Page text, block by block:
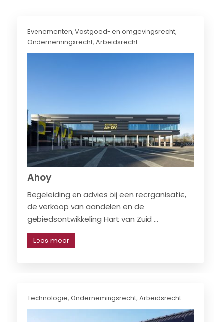
Evenementen, Vastgoed- en omgevingsrecht,
Ondernemingsrecht, Arbeidsrecht
Ahoy
Begeleiding en advies bij een reorganisatie,
de verkoop van aandelen en de
gebiedsontwikkeling Hart van Zuid ...
Lees meer
Technologie, Ondernemingsrecht, Arbeidsrecht